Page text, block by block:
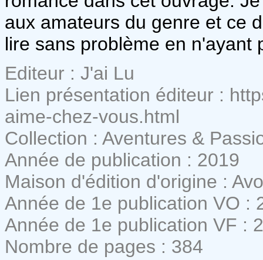
aux amateurs du genre et ce
lire sans problème en n'ayant
Editeur : J'ai Lu
Lien présentation éditeur :
aime-chez-vous.html
Collection : Aventures &
Année de publication : 2019
Maison d'édition d'origine :
Année de 1e publication VO :
Année de 1e publication VF :
Nombre de pages : 384